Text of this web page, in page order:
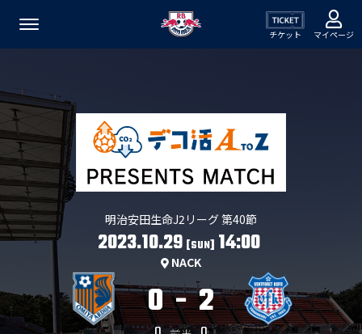
チケット マイページ
明治安田生命J2リーグ 第40節
2023.10.29 [SUN] 14:00
NACK
0 - 2